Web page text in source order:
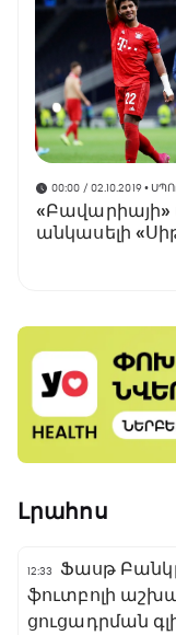
00:00 / 02.10.2019•
անկասելի
Լրահոս
12:33
Ֆասթ Բանկը
ֆուտբոլի
ցուցադրման